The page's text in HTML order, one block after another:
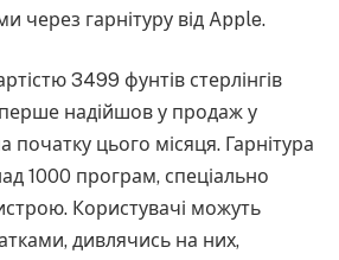
через гарнітуру від Apple.
3499 фунтів стерлінгів
надійшов у продаж у
початку цього місяця. Гарнітура
1000 програм, спеціально
Користувачі можуть
дивлячись на них,